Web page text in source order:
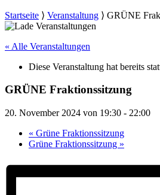
Startseite ⟩ Veranstaltung ⟩ GRÜNE
« Alle Veranstaltungen
Diese Veranstaltung hat bereits
GRÜNE Fraktionssitzung
20. November 2024 von 19:30 - 22:00
« Grüne Fraktionssitzung
Grüne Fraktionssitzung »